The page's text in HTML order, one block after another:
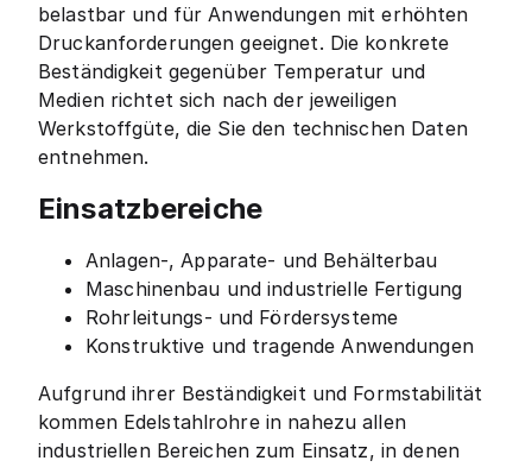
belastbar und für Anwendungen mit erhöhten
Druckanforderungen geeignet. Die konkrete
Beständigkeit gegenüber Temperatur und
Medien richtet sich nach der jeweiligen
Werkstoffgüte, die Sie den technischen Daten
entnehmen.
Einsatzbereiche
Anlagen-, Apparate- und Behälterbau
Maschinenbau und industrielle Fertigung
Rohrleitungs- und Fördersysteme
Konstruktive und tragende Anwendungen
Aufgrund ihrer Beständigkeit und Formstabilität
kommen Edelstahlrohre in nahezu allen
industriellen Bereichen zum Einsatz, in denen